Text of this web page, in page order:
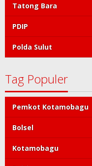
Tatong Bara
PDIP
Polda Sulut
Tag Populer
Pemkot Kotamobagu
Bolsel
Kotamobagu